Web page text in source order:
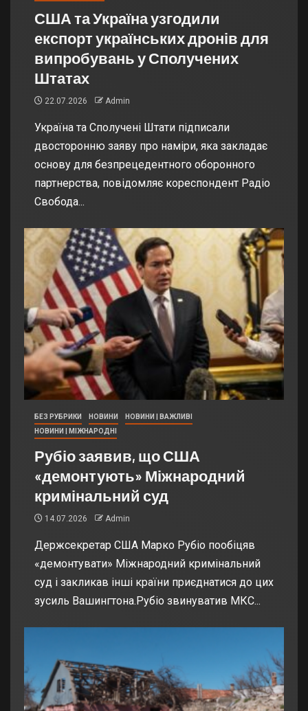
США та Україна узгодили
експорт українських дронів для
випробувань у Сполучених
Штатах
22.07.2026 Admin
Україна та Сполучені Штати підписали
двосторонню заяву про наміри, яка закладає
основу для безпрецедентного оборонного
партнерства, повідомляє кореспондент Радіо
Свобода...
БЕЗ РУБРИКИ НОВИНИ
НОВИНИ | ВАЖЛИВІ
НОВИНИ | МІЖНАРОДНІ
Рубіо заявив, що США
«демонтують» Міжнародний
кримінальний суд
14.07.2026 Admin
Держсекретар США Марко Рубіо пообіцяв
«демонтувати» Міжнародний кримінальний
суд і закликав інші країни приєднатися до цих
зусиль Вашингтона.Рубіо звинуватив МКС...